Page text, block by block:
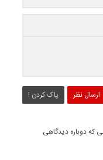
ارسال نظر پاک کردن !
که دوباره دیدگاهی